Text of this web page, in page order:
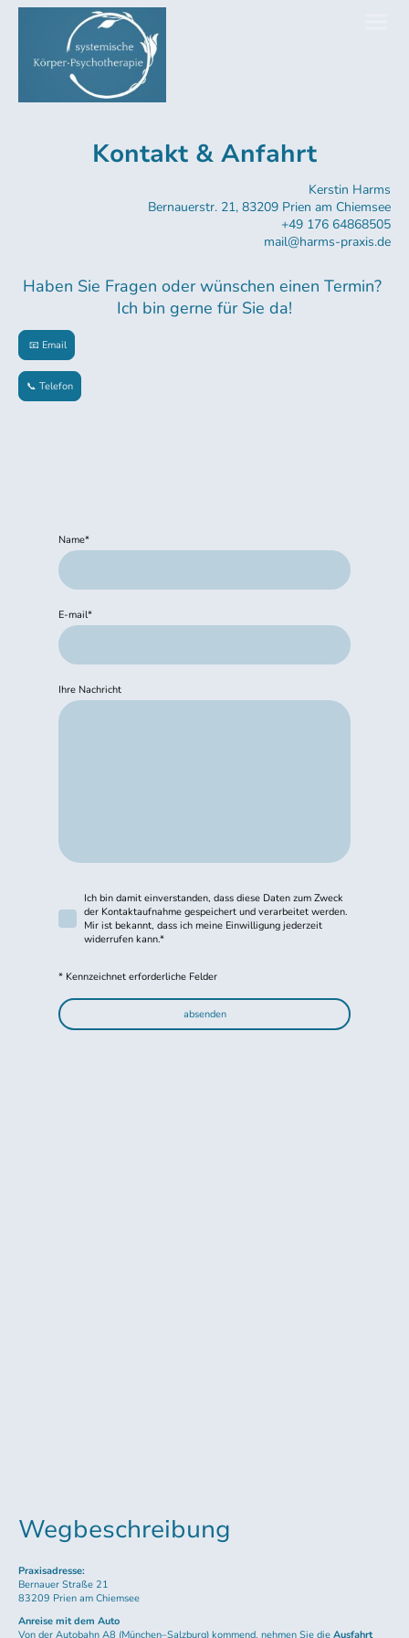
Kontakt & Anfahrt
Kerstin Harms
Bernauerstr. 21, 83209 Prien am Chiemsee
+49 176 64868505
mail@harms-praxis.de
Haben Sie Fragen oder wünschen einen Termin?
Ich bin gerne für Sie da!
📧 Email
📞 Telefon
Name*
E-mail*
Ihre Nachricht
Ich bin damit einverstanden, dass diese Daten zum Zweck
der Kontaktaufnahme gespeichert und verarbeitet werden.
Mir ist bekannt, dass ich meine Einwilligung jederzeit
widerrufen kann.*
* Kennzeichnet erforderliche Felder
absenden
Wegbeschreibung
Praxisadresse:
Bernauer Straße 21
83209 Prien am Chiemsee
Anreise mit dem Auto
Von der Autobahn A8 (München–Salzburg) kommend, nehmen Sie die Ausfahrt